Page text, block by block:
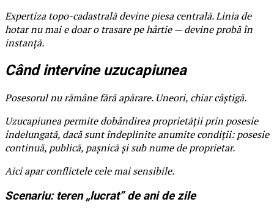
Expertiza topo-cadastrală devine piesa centrală. Linia de
hotar nu mai e doar o trasare pe hârtie — devine probă în
instanță.
Când intervine uzucapiunea
Posesorul nu rămâne fără apărare. Uneori, chiar câștigă.
Uzucapiunea permite dobândirea proprietății prin posesie
îndelungată, dacă sunt îndeplinite anumite condiții: posesie
continuă, publică, pașnică și sub nume de proprietar.
Aici apar conflictele cele mai sensibile.
Scenariu: teren „lucrat” de ani de zile